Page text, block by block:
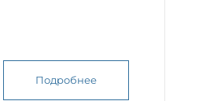
Подробнее